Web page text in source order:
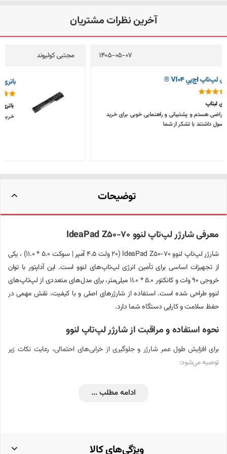
آخرین نظرات مشتریان
1405-05-04
خریدی بسیار قیمت مناسب و باکیفیت، متشکرم
توضیحات
معرفی شارژر لپ‌تاپ لنوو IdeaPad Z50-70
شارژر لپ‌تاپ لنوو IdeaPad Z50-70 (20 ولت 4.5 آمپر | سوکت 5.0 * 11.0) ، یکی
از تجهیزات اساسی برای تأمین انرژی لپ‌تاپ‌های لنوو است. این آداپتور با توان
خروجی 90 وات و کانکتور 5.0 * 11.0 میلی‌متر، برای مدل‌های متعددی از لپ‌تاپ‌های
لنوو طراحی شده است. استفاده از شارژرهای اصلی و با کیفیت، نقش مهمی در
حفظ سلامت و کارایی دستگاه شما دارد.
نحوه استفاده و مراقبت از شارژر لپ‌تاپ لنوو
برای افزایش طول عمر شارژر و جلوگیری از خرابی‌های احتمالی، رعایت نکات زیر
توصیه می‌شود:
از کشیدن و خم کردن شدید کابل شارژر خودداری کنید تا از آسیب به سیم‌ها
ادامه مطلب ...
ویژگی‌های کالا